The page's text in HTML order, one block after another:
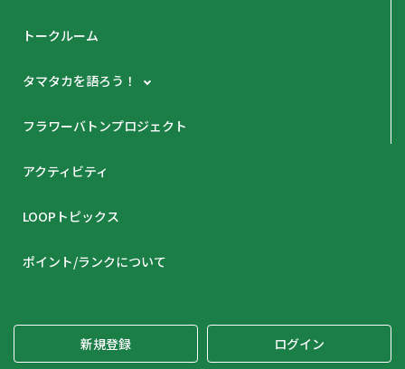
トークルーム
タマタカを語ろう！
フラワーバトンプロジェクト
アクティビティ
LOOPトピックス
ポイント/ランクについて
新規登録 ログイン